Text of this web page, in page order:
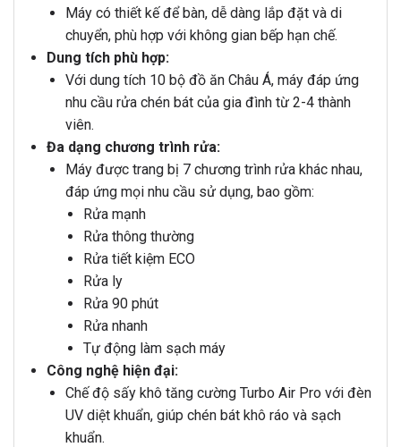
Máy có thiết kế để bàn, dễ dàng lắp đặt và di
chuyển, phù hợp với không gian bếp hạn chế.
Dung tích phù hợp:
Với dung tích 10 bộ đồ ăn Châu Á, máy đáp ứng
nhu cầu rửa chén bát của gia đình từ 2-4 thành
viên.
Đa dạng chương trình rửa:
Máy được trang bị 7 chương trình rửa khác nhau,
đáp ứng mọi nhu cầu sử dụng, bao gồm:
Rửa mạnh
Rửa thông thường
Rửa tiết kiệm ECO
Rửa ly
Rửa 90 phút
Rửa nhanh
Tự động làm sạchmáy
Công nghệ hiện đại:
Chế độ sấy khô tăng cường Turbo Air Pro với đèn
UV diệt khuẩn, giúp chén bát khô ráo và sạch
khuẩn.